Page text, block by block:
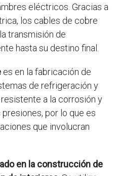
eléctricos. Gracias a
los cables de cobre
transmisión de
hasta su destino final.
es en la fabricación de
de refrigeración y
a la corrosión y
por lo que es
que involucran
en la construcción de